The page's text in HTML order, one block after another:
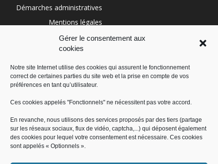
Gérer le consentement aux
cookies
Notre site Internet utilise des cookies qui assurent le fonctionnement
correct de certaines parties du site web et la prise en compte de vos
préférences en tant qu’utilisateur.
Ces cookies appelés "Fonctionnels" ne nécessitent pas votre accord.
En revanche, nous utilisons des services proposés par des tiers (partage
sur les réseaux sociaux, flux de vidéo, captcha,...) qui déposent également
des cookies pour lequel votre consentement est nécessaire. Ces cookies
sont appelés « Optionnels ».
Démarches administratives
Mentions légales
Conditions générales
Politique de cookies (UE)
RÉGION SUD